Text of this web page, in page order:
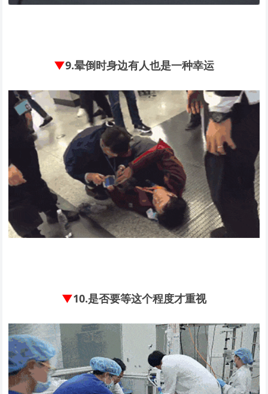
▼9.晕倒时身边有人也是一种幸运
▼10.是否要等这个程度才重视